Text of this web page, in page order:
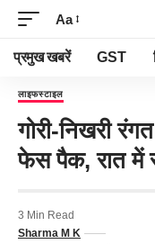
Aa
प्रमुख खबरें GST
लाइफस्टाइल
गोरी-निखरी
फेस पैक, रात में
Sharma M K
3 Min Read